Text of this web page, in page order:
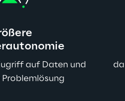
auf Daten und